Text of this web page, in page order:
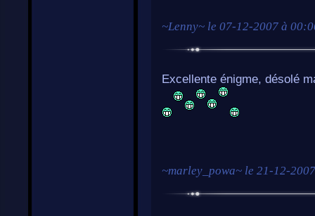
~Lenny~ le 07-12-2007 à
Excellente énigme, désolé
~marley_powa~ le 21-12-